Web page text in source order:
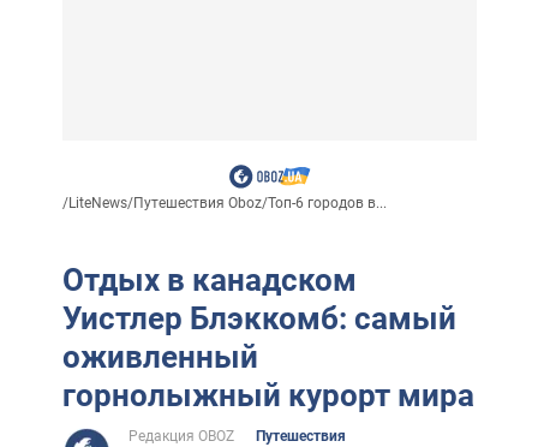
/LiteNews/Путешествия Oboz/Топ-6 городов в...
Отдых в канадском
Уистлер Блэккомб: самый
оживленный
горнолыжный курорт мира
Редакция OBOZ
Путешествия